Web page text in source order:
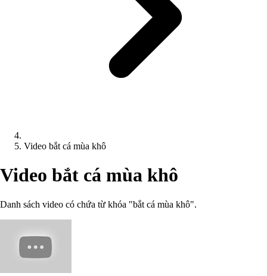
Video bắt cá mùa khô
Video bắt cá mùa khô
Danh sách video có chứa từ khóa "bắt cá mùa khô".